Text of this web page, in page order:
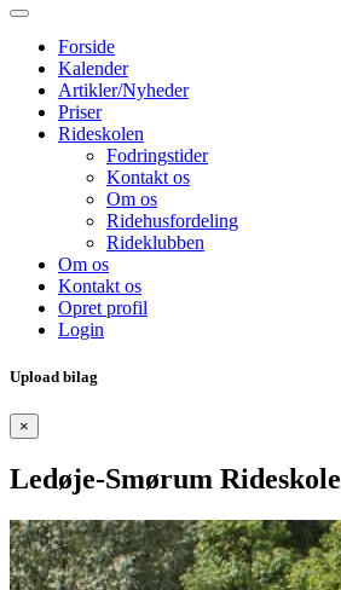
Forside
Kalender
Artikler/Nyheder
Priser
Rideskolen
Fodringstider
Kontakt os
Om os
Ridehusfordeling
Rideklubben
Om os
Kontakt os
Opret profil
Login
Upload bilag
×
Ledøje-Smørum Rideskole